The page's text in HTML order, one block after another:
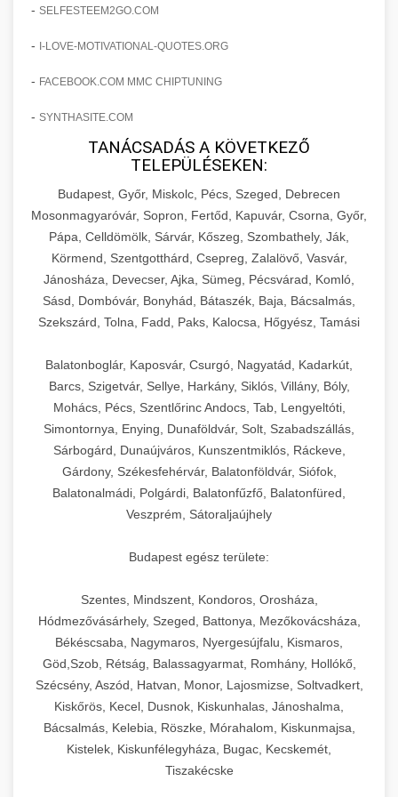
amelyek valós eredményeket hoznak.
szonyegtisztito.net
marketing stratégiai tervrajz
útjáról, bemutatva az utat a küzdő praxistól a
virágzó vállalkozásig 150%-os növekedéssel.
klinika átalakulási történet
Érdeklődés 150%-os Fokozása
Technikák és módszerek a páciensek
érdeklődésének és elkötelezettségének drámai
növeléséhez. Egy 150%-os fellendülési
esettanulmány gyakorlati betekintésekkel.
weboldal-keszites.co
elkötelezettség erősítési módszerek
🎮 19. AI Google Ads és Meta
Kampány Kezelés
Fejlett AI-alapú Google Ads és Meta hirdetési
kampánykezelés. Optimalizálja hirdetési
költségvetését gépi tanulással és
automatizálással.
aikampany.hu AI hirdetési automatizálás
🍞 20. Ipari Dagasztógép +
Professzionális ipari dagasztógépek és
tésztakeverő gépek pékségek és kereskedelmi
konyhák számára. Masszív konstrukció
megbízható teljesítményhez.
chef-iparikonyhagepek.hu
kereskedelmi tésztakeverő
🔪 21. Ipari Szeletelőgép +
Ipari hús- és sajtszeletelő gépek professzionális
élelmiszer-előkészítéshez. Precíziós vágás
állítható vastagság beállítással.
chef-iparikonyhagepek.hu
professzionális élelmiszer szeletelő
📦 22. Vákuumozó Gép +
Kereskedelmi vákuumcsomagoló berendezések
élelmiszerek tartósításához. Hosszabbítsa a
szavatossági időt és tartsa meg a termék
frissességét.
🎁 23. Vákuumfóliázó Gép +
Ipari vákuumfóliázó gépek professzionális
Hatékony lezárási és tartósítási megoldások.
chef-iparikonyhagepek.hu
kereskedelmi csomagoló gép
professzionális konyhák számára. Nagy
kapacitású sütő- és főzőberendezés precíz
hőmérséklet-szabályozással.
chef-iparikonyhagepek.hu
kereskedelmi sütősütő
❄️ 25. Ipari Hűtőszekrény +
Professzionális hűtőegységek és hűtőkamrák
kereskedelmi konyhák számára.
Energiahatékony hűtési megoldások nagy
kapacitással.
chef-iparikonyhagepek.hu
💧 26. Ipari Mosogatógép +
Kereskedelmi mosogatóberendezések nagy
forgalmú éttermi műveletekhez. Gyors tisztítási
ciklusok fertőtlenítési képességekkel.
🧀 27. Ipari Sajtreszelő Gép +
- SELFESTEEM2GO.COM
- I-LOVE-MOTIVATIONAL-QUOTES.ORG
- FACEBOOK.COM MMC CHIPTUNING
- SYNTHASITE.COM
TANÁCSADÁS A KÖVETKEZŐ
TELEPÜLÉSEKEN:
Budapest, Győr, Miskolc, Pécs, Szeged, Debrecen
Mosonmagyaróvár, Sopron, Fertőd, Kapuvár, Csorna, Győr,
Pápa, Celldömölk, Sárvár, Kőszeg, Szombathely, Ják,
Körmend, Szentgotthárd, Csepreg, Zalalövő, Vasvár,
Jánosháza, Devecser, Ajka, Sümeg, Pécsvárad, Komló,
Sásd, Dombóvár, Bonyhád, Bátaszék, Baja, Bácsalmás,
Szekszárd, Tolna, Fadd, Paks, Kalocsa, Hőgyész, Tamási
Balatonboglár, Kaposvár, Csurgó, Nagyatád, Kadarkút,
Barcs, Szigetvár, Sellye, Harkány, Siklós, Villány, Bóly,
Mohács, Pécs, Szentlőrinc Andocs, Tab, Lengyeltóti,
Simontornya, Enying, Dunaföldvár, Solt, Szabadszállás,
Sárbogárd, Dunaújváros, Kunszentmiklós, Ráckeve,
Gárdony, Székesfehérvár, Balatonföldvár, Siófok,
Balatonalmádi, Polgárdi, Balatonfűzfő, Balatonfüred,
Veszprém, Sátoraljaújhely
Budapest egész területe:
Szentes, Mindszent, Kondoros, Orosháza,
Hódmezővásárhely, Szeged, Battonya, Mezőkovácsháza,
Békéscsaba, Nagymaros, Nyergesújfalu, Kismaros,
Göd,Szob, Rétság, Balassagyarmat, Romhány, Hollókő,
Szécsény, Aszód, Hatvan, Monor, Lajosmizse, Soltvadkert,
Kiskőrös, Kecel, Dusnok, Kiskunhalas, Jánoshalma,
Bácsalmás, Kelebia, Röszke, Mórahalom, Kiskunmajsa,
Kistelek, Kiskunfélegyháza, Bugac, Kecskemét,
Tiszakécske